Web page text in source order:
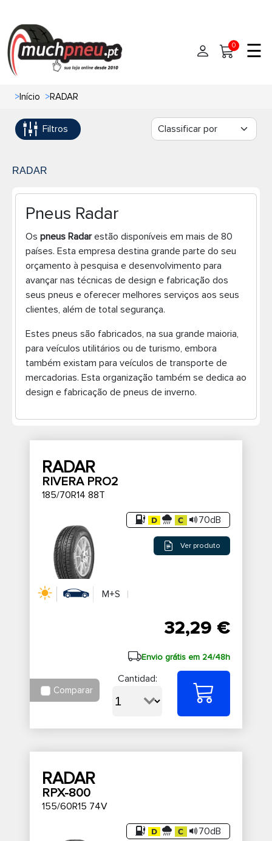
Início
Pneus
Pneus 4x4
Pneus de Van
Pneus de caminhão
Marcas
Oficinas de Pneus
Contato
0 ☰
>Início >RADAR
Filtros
RADAR
Pneus Radar
Os pneus Radarestão disponíveis em mais de 80
países. Esta empresa destina grande parte do seu
orçamento à pesquisa e desenvolvimento para
avançar nas técnicas de design e fabricação dos
seus pneus e oferecer melhores serviços aos seus
clientes, além de total segurança.
Estes pneus são fabricados, na sua grande maioria,
para veículos utilitários ou de turismo, embora
também existam para veículos de transporte de
mercadorias. Esta organização também se dedica ao
design e fabricação de pneus de inverno.
RADAR
RIVERA PRO2
185/70R14 88T
70dB
Ver produto
M+S
32,29 €
Envio grátis em 24/48h
Comparar
Cantidad:
RADAR
RPX-800
155/60R15 74V
70dB